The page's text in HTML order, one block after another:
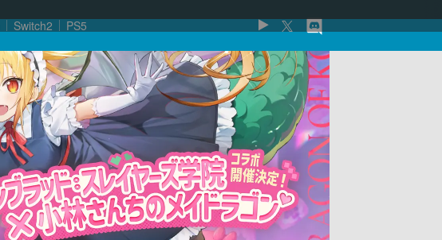
Switch2 PS5